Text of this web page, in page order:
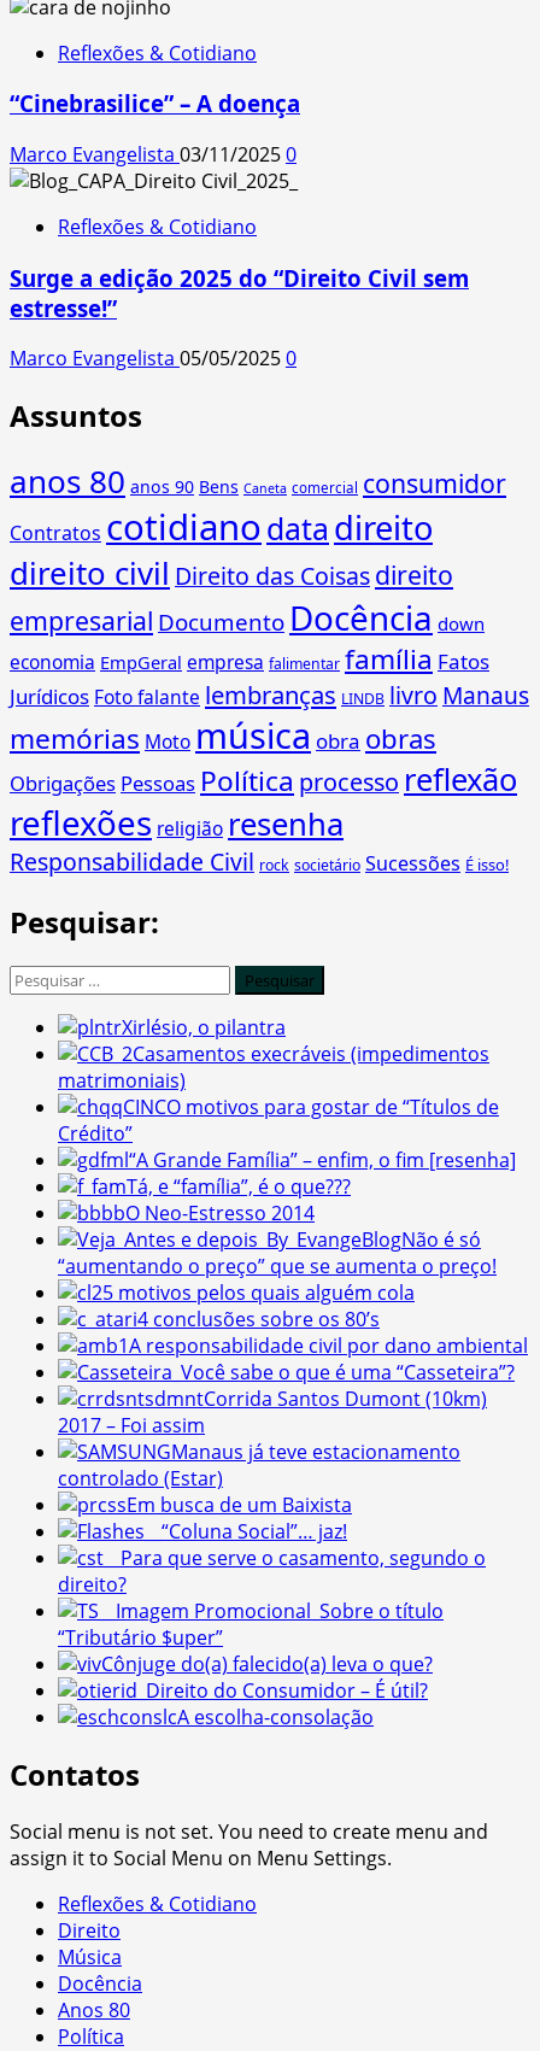
Reflexões & Cotidiano
“Cinebrasilice” – A doença
Marco Evangelista 03/11/20250
Reflexões & Cotidiano
Surge a edição 2025 do “Direito Civil sem
estresse!”
Marco Evangelista 05/05/20250
Assuntos
anos 80 anos 90 Bens Caneta comercial consumidor
Contratos cotidianodata direito
direito civil Direito das Coisasdireito
empresarial Documento Docência down
economia EmpGeral empresa falimentar família Fatos
Jurídicos Foto falante lembranças LINDB livro Manaus
memórias Moto música obra obras
Obrigações Pessoas Política processo reflexão
reflexões religião resenha
Responsabilidade Civil rock societário Sucessões É isso!
Pesquisar:
Pesquisar
Xirlésio, o pilantra
Casamentos execráveis (impedimentos
matrimoniais)
CINCO motivos para gostar de “Títulos de
Crédito”
“A Grande Família” – enfim, o fim [resenha]
Tá, e “família”, é o que???
O Neo-Estresso 2014
Não é só
“aumentando o preço” que se aumenta o preço!
5 motivos pelos quais alguém cola
4 conclusões sobre os 80’s
A responsabilidade civil por dano ambiental
Você sabe o que é uma “Casseteira”?
Corrida Santos Dumont (10km)
2017 – Foi assim
Manaus já teve estacionamento
controlado (Estar)
Em busca de um Baixista
“Coluna Social”… jaz!
Para que serve o casamento, segundo o
direito?
Sobre o título
“Tributário $uper”
Cônjuge do(a) falecido(a) leva o que?
Direito do Consumidor – É útil?
A escolha-consolação
Contatos
Social menu is not set. You need to create menu and
assign it to Social Menu on Menu Settings.
Reflexões & Cotidiano
Direito
Música
Docência
Anos 80
Política